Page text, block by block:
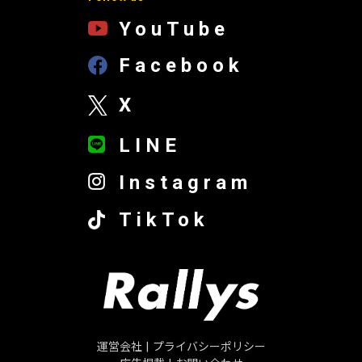
YouTube
Facebook
X
LINE
Instagram
TikTok
運営会社
プライバシーポリシー